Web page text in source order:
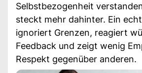
Selbstbezogenheit
steckt mehr dahinter. Ein
ignoriert Grenzen, reagiert
Feedback und zeigt wenig
Respekt gegenüber anderen.